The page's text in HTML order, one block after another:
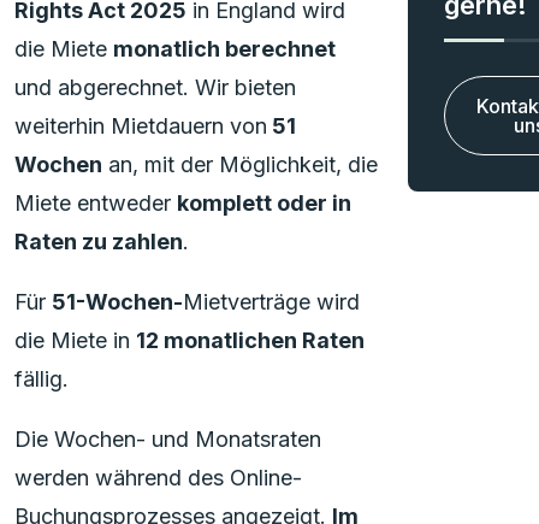
Rights Act 2025 in England wird
die Miete monatlich berechnet
und abgerechnet. Wir bieten
weiterhin Mietdauern von 51
Wochen an, mit der Möglichkeit, die
Miete entweder komplett oder in
Raten zu zahlen.
Für 51-Wochen-Mietverträge wird
die Miete in 12 monatlichen Raten
fällig.
Die Wochen- und Monatsraten
werden während des Online-
Buchungsprozesses angezeigt. Im